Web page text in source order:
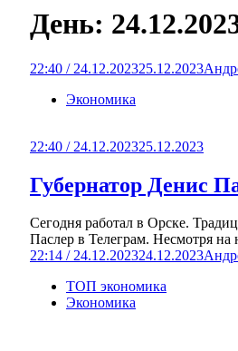
День:
22:40 / 24.12.202325.12.2023
Экономика
22:40 / 24.12.202325.12.2023
Губернатор Денис
Сегодня работал в Орске.
Паслер в Телеграм. Несмотря
22:14 / 24.12.202324.12.2023
ТОП экономика
Экономика